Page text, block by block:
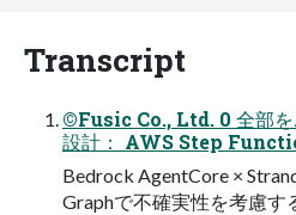
Transcript
©Fusic Co., Ltd. 0 全部
設計： AWS Step
Bedrock AgentCore ×
Graphで不確実性を考慮す